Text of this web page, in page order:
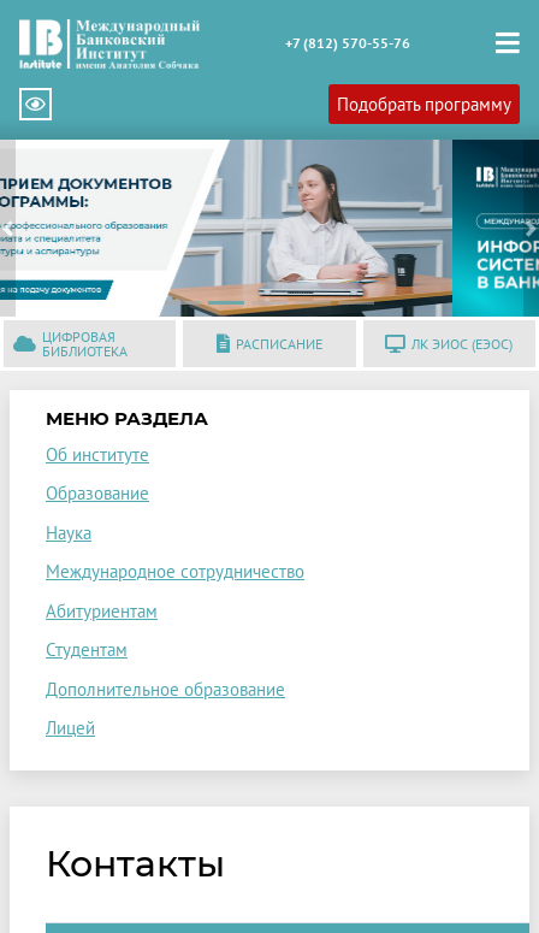
+7 (812) 570-55-76
Подобрать программу
Previous
ЦИФРОВАЯ
БИБЛИОТЕКА
РАСПИСАНИЕ ЛК ЭИОС (ЕЭОС)
МЕНЮ РАЗДЕЛА
Об институте
Образование
Наука
Международное сотрудничество
Абитуриентам
Студентам
Дополнительное образование
Лицей
Контакты